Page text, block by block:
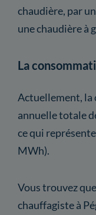
chaudière, par
une chaudière à
La
Actuellement, la
annuelle totale
ce qui
MWh).
Vous trouvez
chauffagiste à